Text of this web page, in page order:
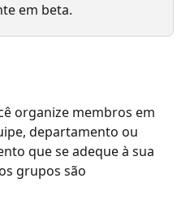
em beta.
organize membros em
departamento ou
que se adeque à sua
grupos são